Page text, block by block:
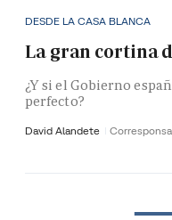
DESDE LA CASA BLANCA
La gran cortina
¿Y si el Gobierno
perfecto?
David Alandete